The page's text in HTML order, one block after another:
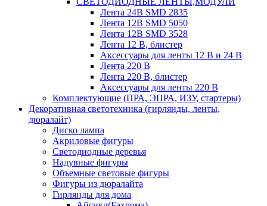
Лента 24В SMD 2835
Лента 12В SMD 5050
Лента 12В SMD 3528
Лента 12 В, блистер
Аксессуары для ленты 12 В и 24 В
Лента 220 В
Лента 220 В, блистер
Аксессуары для ленты 220 В
Комплектующие (ПРА, ЭПРА, ИЗУ, стартеры)
Декоративная светотехника (гирлянды, ленты,
дюралайт)
Диско лампа
Акриловые фигуры
Светодиодные деревья
Надувные фигуры
Объемные световые фигуры
Фигуры из дюралайта
Гирлянды для дома